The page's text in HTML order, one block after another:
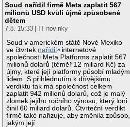
Soud nařídil firmě Meta zaplatit 567
milionů USD kvůli újmě způsobené
dětem
7.8. 15:33 | IT novinky
Soud v americkém státě Nové Mexiko
ve čtvrtek nařídil
internetové
společnosti Meta Platforms zaplatit 567
milionů dolarů (téměř 12 miliard Kč) za
újmy, které její platformy působí mladým
lidem. S přihlédnutím k dřívějšímu
verdiktu tak má společnost celkem
zaplatit 942 milionů dolarů, což je malý
zlomek jejího ročního výnosu, který loni
činil 60 miliard dolarů. Čtvrteční verdikt
firmě také nařizuje, aby změnila způsob,
jakým její